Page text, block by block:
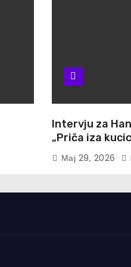
Intervju za
„Priča iza
Мај 29, 2026